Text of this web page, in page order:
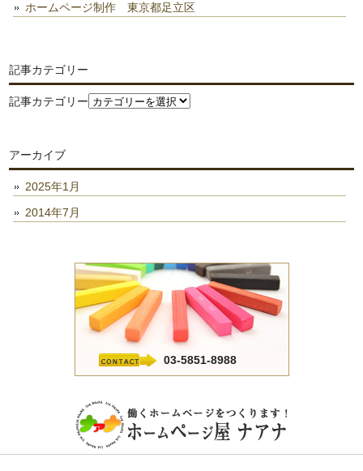
ホームページ制作 東京都足立区
記事カテゴリー
記事カテゴリー
アーカイブ
2025年1月
2014年7月
03-5851-8988